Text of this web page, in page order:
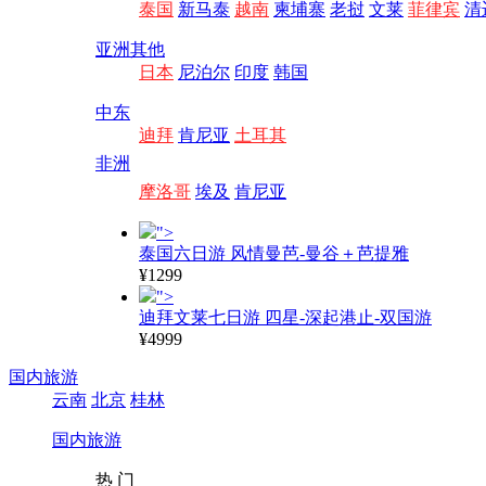
泰国 新马泰 越南 柬埔寨 老挝 文莱 菲律宾 清
亚洲其他
日本 尼泊尔 印度 韩国
中东
迪拜 肯尼亚 土耳其
非洲
摩洛哥 埃及 肯尼亚
">
泰国六日游 风情曼芭-曼谷＋芭提雅
¥1299
">
迪拜文莱七日游 四星-深起港止-双国游
¥4999
国内旅游
云南 北京 桂林
国内旅游
热 门